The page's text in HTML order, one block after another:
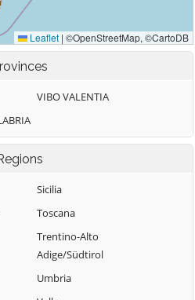
VIBO VALENTIA
Sicilia
Toscana
Trentino-Alto
Adige/Südtirol
Umbria